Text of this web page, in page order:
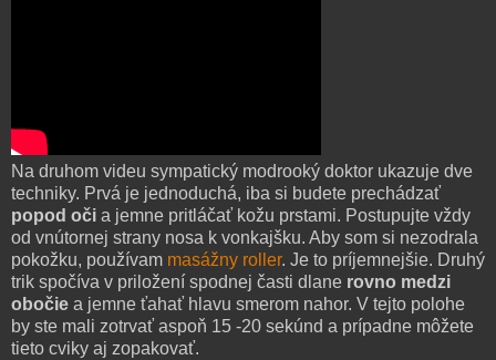
Na druhom videu sympatický modrooký doktor ukazuje dve
techniky. Prvá je jednoduchá, iba si budete prechádzať
popod oči a jemne pritláčať kožu prstami. Postupujte vždy
od vnútornej strany nosa k vonkajšku. Aby som si nezodrala
pokožku, používam masážny roller. Je to príjemnejšie. Druhý
trik spočíva v priložení spodnej časti dlane rovno medzi
obočie a jemne ťahať hlavu smerom nahor. V tejto polohe
by ste mali zotrvať aspoň 15 -20 sekúnd a prípadne môžete
tieto cviky aj zopakovať.